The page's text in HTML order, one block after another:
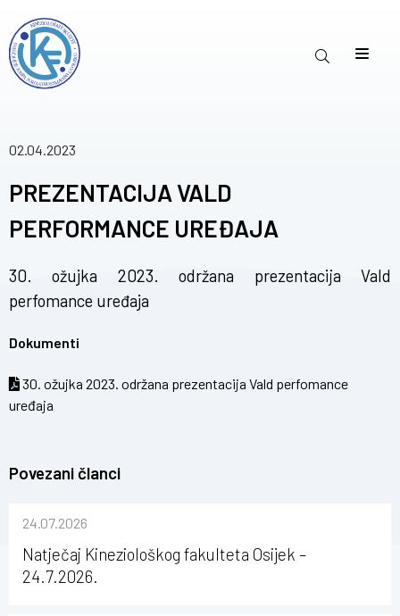
02.04.2023
PREZENTACIJA VALD
PERFORMANCE UREĐAJA
30. ožujka 2023. održana prezentacija Vald
perfomance uređaja
Dokumenti
30. ožujka 2023. održana prezentacija Vald perfomance
uređaja
Povezani članci
24.07.2026
Natječaj Kineziološkog fakulteta Osijek –
24.7.2026.